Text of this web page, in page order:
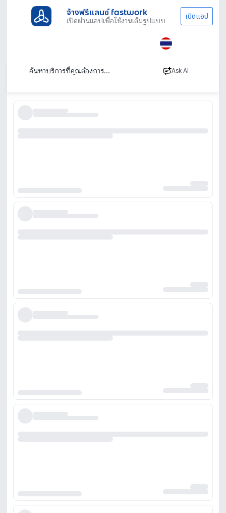
จ้างฟรีแลนซ์ fastwork
เปิดผ่านแอปเพื่อใช้งานเต็มรูปแบบ เปิดแอป
Ask AI
เรียงตาม